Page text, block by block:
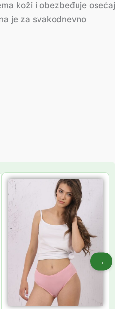
koži i obezbeđuje osećaj
je za svakodnevno
→